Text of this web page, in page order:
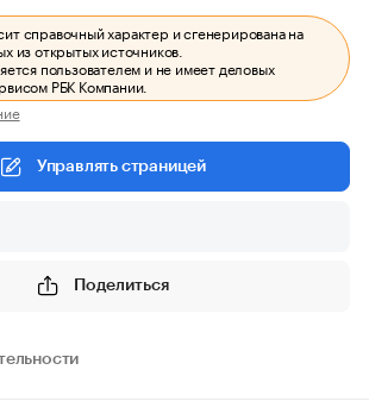
справочный характер и сгенерирована на
из открытых источников.
пользователем и не имеет деловых
РБК Компании.
Управлять страницей
Поделиться